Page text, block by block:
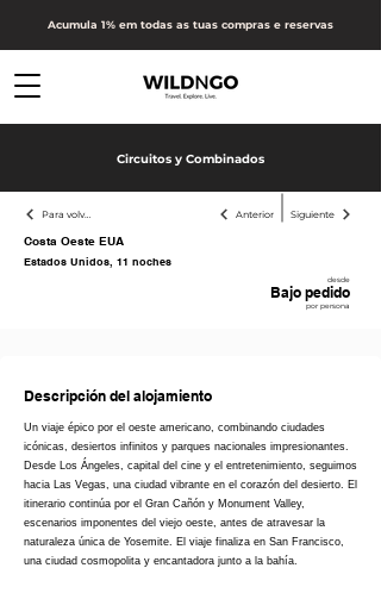
Acumula 1% em todas as tuas compras e reservas
Circuitos y Combinados
Siguiente
Anterior
Costa Oeste EUA
Estados Unidos, 11 noches
desde
Bajo pedido
por persona
Descripción del alojamiento
Un viaje épico por el oeste americano, combinando ciudades
icónicas, desiertos infinitos y parques nacionales impresionantes.
Desde Los Ángeles, capital del cine y el entretenimiento, seguimos
hacia Las Vegas, una ciudad vibrante en el corazón del desierto. El
itinerario continúa por el Gran Cañón y Monument Valley,
escenarios imponentes del viejo oeste, antes de atravesar la
naturaleza única de Yosemite. El viaje finaliza en San Francisco,
una ciudad cosmopolita y encantadora junto a la bahía.